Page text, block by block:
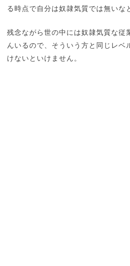
る時点で自分は奴隷気質では無いな
残念ながら世の中には奴隷気質な従
んいるので、そういう方と同じレベ
けないといけません。